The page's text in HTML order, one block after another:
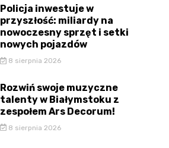
Policja inwestuje w
przyszłość: miliardy na
nowoczesny sprzęt i setki
nowych pojazdów
8 sierpnia 2026
Rozwiń swoje muzyczne
talenty w Białymstoku z
zespołem Ars Decorum!
8 sierpnia 2026